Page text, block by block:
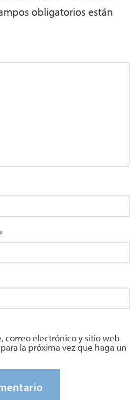
obligatorios están
correo electrónico y sitio web
la próxima vez que haga un